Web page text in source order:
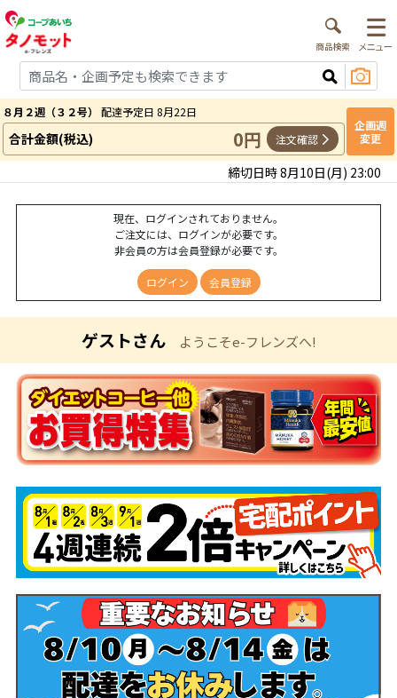
８月２週（３２号） 配達予定日 8月22日
合計金額(税込) 0円 注文確認
企画週
変更
締切日時 8月10日(月) 23:00
現在、ログインされておりません。
ご注文には、ログインが必要です。
非会員の方は会員登録が必要です。
ログイン 会員登録
ゲストさんようこそe-フレンズへ!